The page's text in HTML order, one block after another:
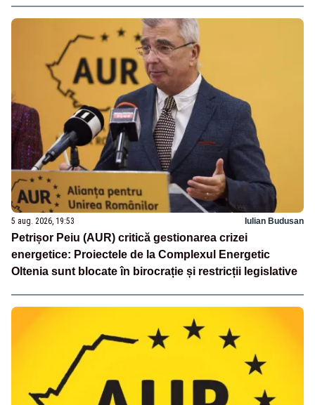
5 aug. 2026, 19:53 Iulian Budusan
Petrișor Peiu (AUR) critică gestionarea crizei
energetice: Proiectele de la Complexul Energetic
Oltenia sunt blocate în birocrație și restricții legislative